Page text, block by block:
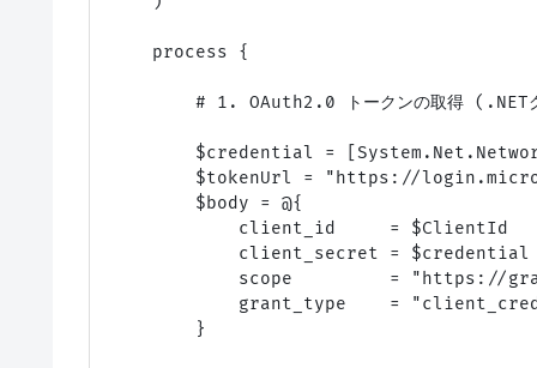
    process {
# 1. OAuth2.0 トークンの取得 (.NETク
$credential =
$tokenUrl = "https://
        $body = @{
            client_id     = $ClientId
            client_secret = $credential
scope         = "https://
grant_type    =
        }